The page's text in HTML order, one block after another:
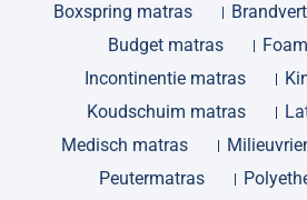
Boxspring matras
Budget matras
Incontinentie matras
Koudschuim matras
Medisch matras
Peutermatras